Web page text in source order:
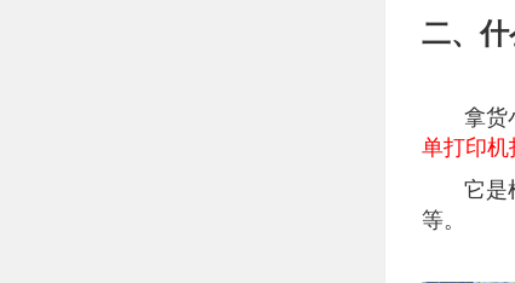
二、
拿货小
单打印机
它是根
等。